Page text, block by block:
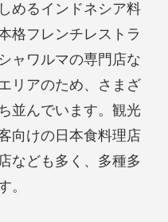
めるインドネシア料
格フレンチレストラ
ャワルマの専門店な
リアのため、さまざ
並んでいます。観光
向けの日本食料理店
なども多く、多種多
。